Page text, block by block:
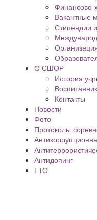
Финансово-
Вакантные
Стипендии
О СШОР
История
Контакты
Новости
Фото
Протоколы
Антидопинг
ГТО